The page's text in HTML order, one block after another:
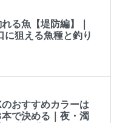
る魚【堤防編】｜
に狙える魚種と釣り
おすすめカラーは
で決める｜夜・濁